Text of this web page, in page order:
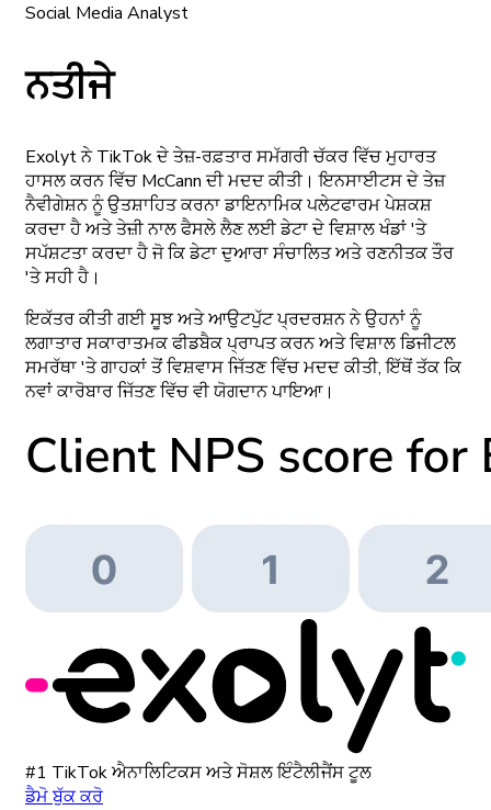
Social Media Analyst
ਨਤੀਜੇ
Exolyt ਨੇ TikTok ਦੇ ਤੇਜ਼-ਰਫ਼ਤਾਰ ਸਮੱਗਰੀ ਚੱਕਰ ਵਿੱਚ ਮੁਹਾਰਤ
ਹਾਸਲ ਕਰਨ ਵਿੱਚ McCann ਦੀ ਮਦਦ ਕੀਤੀ। ਇਨਸਾਈਟਸ ਦੇ ਤੇਜ਼
ਨੈਵੀਗੇਸ਼ਨ ਨੂੰ ਉਤਸ਼ਾਹਿਤ ਕਰਨਾ ਡਾਇਨਾਮਿਕ ਪਲੇਟਫਾਰਮ ਪੇਸ਼ਕਸ਼
ਕਰਦਾ ਹੈ ਅਤੇ ਤੇਜ਼ੀ ਨਾਲ ਫੈਸਲੇ ਲੈਣ ਲਈ ਡੇਟਾ ਦੇ ਵਿਸ਼ਾਲ ਖੰਡਾਂ 'ਤੇ
ਸਪੱਸ਼ਟਤਾ ਕਰਦਾ ਹੈ ਜੋ ਕਿ ਡੇਟਾ ਦੁਆਰਾ ਸੰਚਾਲਿਤ ਅਤੇ ਰਣਨੀਤਕ ਤੌਰ
'ਤੇ ਸਹੀ ਹੈ।
ਇਕੱਤਰ ਕੀਤੀ ਗਈ ਸੂਝ ਅਤੇ ਆਉਟਪੁੱਟ ਪ੍ਰਦਰਸ਼ਨ ਨੇ ਉਹਨਾਂ ਨੂੰ
ਲਗਾਤਾਰ ਸਕਾਰਾਤਮਕ ਫੀਡਬੈਕ ਪ੍ਰਾਪਤ ਕਰਨ ਅਤੇ ਵਿਸ਼ਾਲ ਡਿਜੀਟਲ
ਸਮਰੱਥਾ 'ਤੇ ਗਾਹਕਾਂ ਤੋਂ ਵਿਸ਼ਵਾਸ ਜਿੱਤਣ ਵਿੱਚ ਮਦਦ ਕੀਤੀ, ਇੱਥੋਂ ਤੱਕ ਕਿ
ਨਵਾਂ ਕਾਰੋਬਾਰ ਜਿੱਤਣ ਵਿੱਚ ਵੀ ਯੋਗਦਾਨ ਪਾਇਆ।
#1 TikTok ਐਨਾਲਿਟਿਕਸ ਅਤੇ ਸੋਸ਼ਲ ਇੰਟੈਲੀਜੈਂਸ ਟੂਲ
ਡੈਮੋ ਬੁੱਕ ਕਰੋ